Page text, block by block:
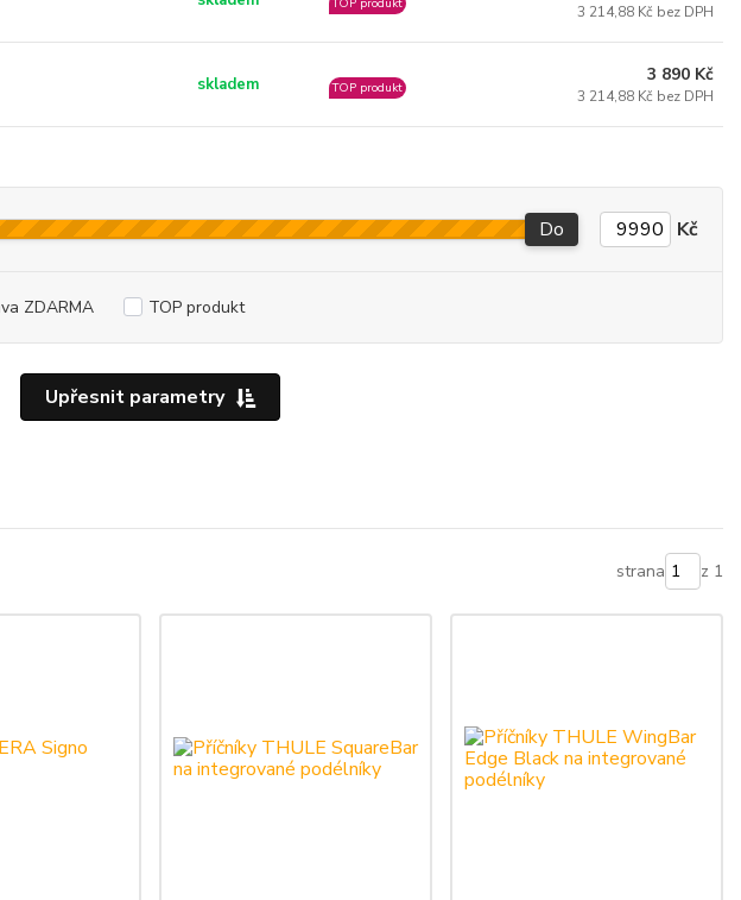
3 214,88 Kč bez DPH
skladem TOP produkt
3 890 Kč
3 214,88 Kč bez DPH
Upřesnit parametry
Do Kč
ZDARMA TOP produkt
strana z 1